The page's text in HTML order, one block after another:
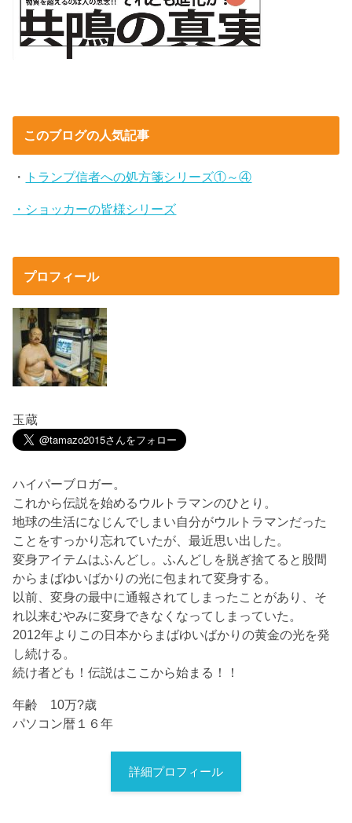
このブログの人気記事
・ トランプ信者への処方箋シリーズ①～④
・ショッカーの皆様シリーズ
プロフィール
玉蔵
ハイパーブロガー。
これから伝説を始めるウルトラマンのひとり。
地球の生活になじんでしまい自分がウルトラマンだった
ことをすっかり忘れていたが、最近思い出した。
変身アイテムはふんどし。ふんどしを脱ぎ捨てると股間
からまばゆいばかりの光に包まれて変身する。
以前、変身の最中に通報されてしまったことがあり、そ
れ以来むやみに変身できなくなってしまっていた。
2012年よりこの日本からまばゆいばかりの黄金の光を発
し続ける。
続け者ども！伝説はここから始まる！！
年齢 10万?歳
パソコン暦１６年
詳細プロフィール